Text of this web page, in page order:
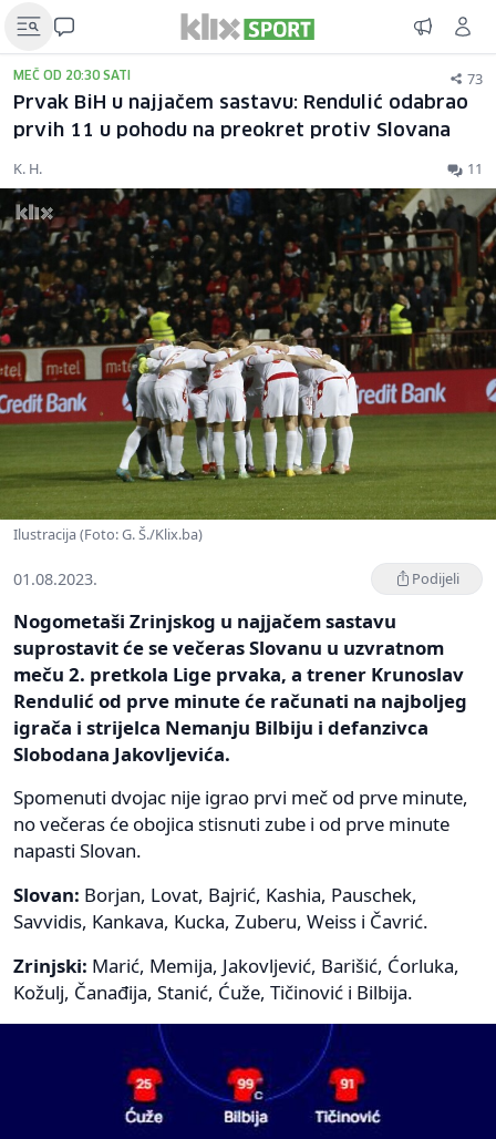
MEČ OD 20:30 SATI 73
Prvak BiH u najjačem sastavu: Rendulić odabrao
prvih 11 u pohodu na preokret protiv Slovana
K. H. 11
Ilustracija (Foto: G. Š./Klix.ba)
01.08.2023. Podijeli
Nogometaši Zrinjskog u najjačem sastavu
suprostavit će se večeras Slovanu u uzvratnom
meču 2. pretkola Lige prvaka, a trener Krunoslav
Rendulić od prve minute će računati na najboljeg
igrača i strijelca Nemanju Bilbiju i defanzivca
Slobodana Jakovljevića.
Spomenuti dvojac nije igrao prvi meč od prve minute,
no večeras će obojica stisnuti zube i od prve minute
napasti Slovan.
Slovan: Borjan, Lovat, Bajrić, Kashia, Pauschek,
Savvidis, Kankava, Kucka, Zuberu, Weiss i Čavrić.
Zrinjski: Marić, Memija, Jakovljević, Barišić, Ćorluka,
Kožulj, Čanađija, Stanić, Ćuže, Tičinović i Bilbija.